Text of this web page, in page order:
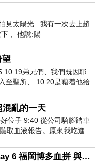
見太陽光 我有一次去上趙
， 他說:陽
望
10:19弟兄們、我們既因耶
至聖所、 10:20是藉着他給
的路從幔子經過
混亂的一天
位子 9:40 從公司騎腳踏車
取血液報告。原來我吃進
有吸收而是超
【2026-6廣島】Day 6 福岡博多血拼 與機場接送少年司機深夜對談